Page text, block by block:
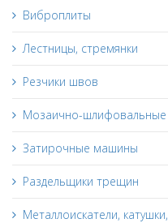
Виброплиты
Лестницы, стремянки
Резчики швов
Мозаично-
Затирочные машины
Раздельщики трещин
Металлоискатели,